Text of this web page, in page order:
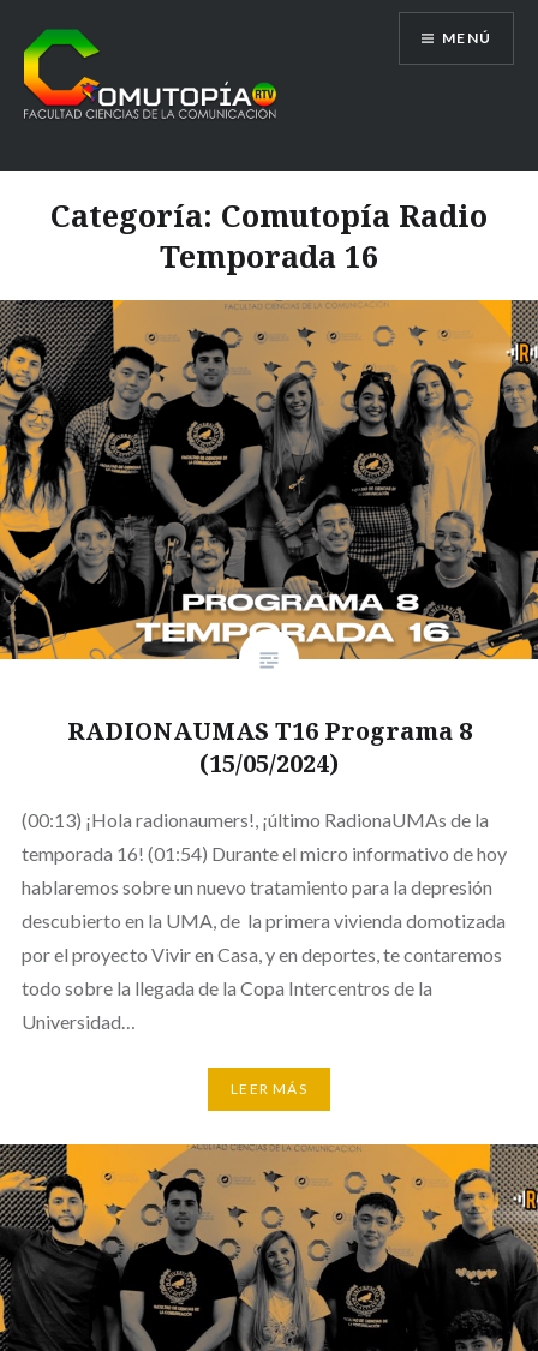
contenido
Comutopía RTV
MENÚ
Categoría: Comutopía Radio
Temporada 16
RADIONAUMAS T16 Programa 8
(15/05/2024)
(00:13) ¡Hola radionaumers!, ¡último RadionaUMAs de la
temporada 16! (01:54) Durante el micro informativo de hoy
hablaremos sobre un nuevo tratamiento para la depresión
descubierto en la UMA, de la primera vivienda domotizada
por el proyecto Vivir en Casa, y en deportes, te contaremos
todo sobre la llegada de la Copa Intercentros de la
Universidad…
LEER MÁS